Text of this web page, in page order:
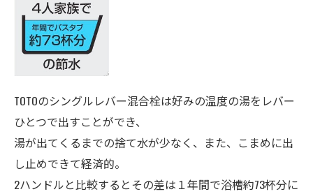
TOTOのシングルレバー混合栓は好みの温度の湯をレバー
ひとつで出すことができ、
湯が出てくるまでの捨て水が少なく、また、こまめに出
し止めできて経済的。
2ハンドルと比較するとその差は１年間で浴槽約73杯分に